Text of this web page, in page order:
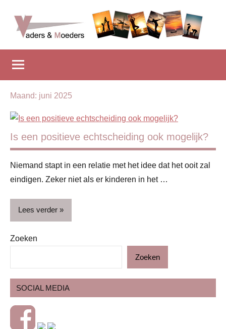
inhoud
springen
Vadersenmoeders
iedereen
wel
eens
hulp
gebruiken
Maand: juni 2025
Is een positieve echtscheiding ook mogelijk?
Niemand stapt in een relatie met het idee dat het ooit zal
eindigen. Zeker niet als er kinderen in het …
Lees verder
ADV
Gezin
Ouders
Scheiding
Zoeken
Zoeken
SOCIAL MEDIA